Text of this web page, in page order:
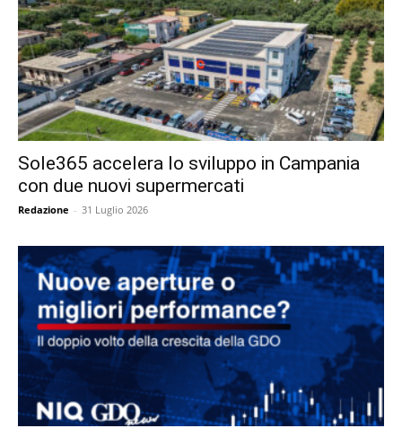
Sole365 accelera lo sviluppo in Campania
con due nuovi supermercati
Redazione - 31 Luglio 2026